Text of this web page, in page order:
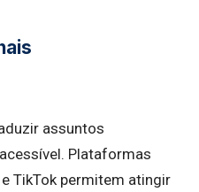
assuntos
Plataformas
TikTok permitem atingir